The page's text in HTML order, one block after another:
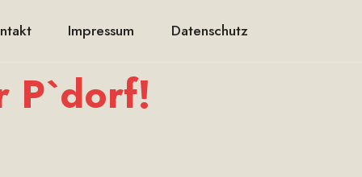
Impressum Datenschutz
P`dorf!